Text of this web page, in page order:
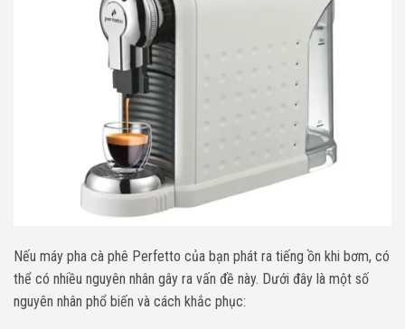
Nếu máy pha cà phê Perfetto của bạn phát ra tiếng ồn khi bơm, có
thể có nhiều nguyên nhân gây ra vấn đề này. Dưới đây là một số
nguyên nhân phổ biến và cách khắc phục: